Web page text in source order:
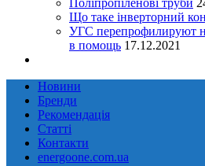
Що таке інверторний
УГС перепрофилируют
в помощь 17.12.2021
Новини
Бренди
Рекомендація
Статті
Контакти
energoone.com.ua